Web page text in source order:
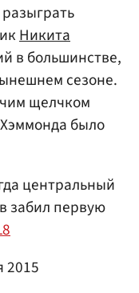
Никита
в большинстве,
сезоне.
щелчком
было
центральный
забил первую
2015